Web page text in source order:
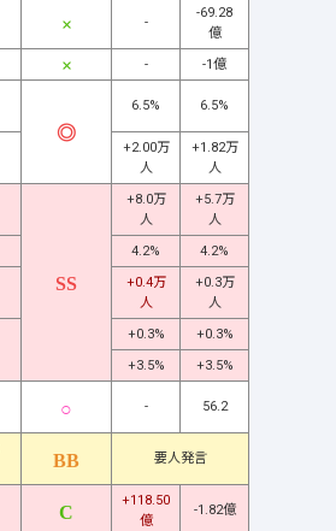
-
-69.28
億
- -1億
6.5% 6.5%
+2.00万
人
+1.82万
人
+8.0万
人
+5.7万
人
4.2% 4.2%
+0.4万
人
+0.3万
人
+0.3%
+0.3%
+3.5%
+3.5%
- 56.2
要人発言
+118.50
億
-1.82億